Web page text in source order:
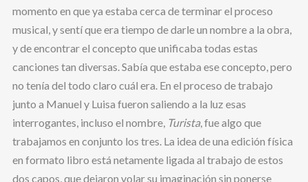
momento en que ya estaba cerca de terminar el proceso
musical, y sentí que era tiempo de darle un nombre a la obra,
y de encontrar el concepto que unificaba todas estas
canciones tan diversas. Sabía que estaba ese concepto, pero
no tenía del todo claro cuál era. En el proceso de trabajo
junto a Manuel y Luisa fueron saliendo a la luz esas
interrogantes, incluso el nombre, Turista, fue algo que
trabajamos en conjunto los tres. La idea de una edición física
en formato libro está netamente ligada al trabajo de estos
dos capos, que dejaron volar su imaginación sin ponerse